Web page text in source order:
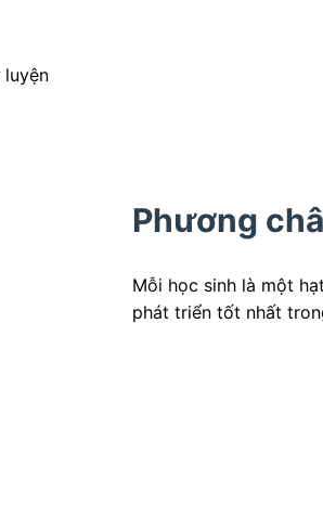
luyện
Phương
Mỗi học sinh là một
phát triển tốt nhất